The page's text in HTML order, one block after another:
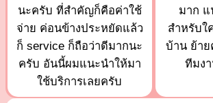
นะครับ ที่สำคัญก็คือค่าใช้
จ่าย ค่อนข้างประหยัดแล้ว
ก็ service ก็ถือว่าดีมากนะ
ครับ อันนี้ผมแนะนำให้มา
ใช้บริการเลยครับ
มาก แ
สำหรับใ
บ้าน ย้า
ทีมง